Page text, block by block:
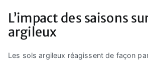
L’impact des saisons
argileux
Les sols argileux réagissent de façon